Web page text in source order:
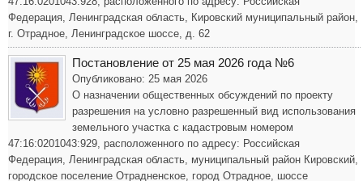
Федерация, Ленинградская область, Кировский муниципальный район,
г. Отрадное, Ленинградское шоссе, д. 62
Постановление от 25 мая 2026 года №6
Опубликовано: 25 мая 2026
О назначении общественных обсуждений по проекту
разрешения на условно разрешенный вид использования
земельного участка с кадастровым номером
47:16:0201043:929, расположенного по адресу: Российская
Федерация, Ленинградская область, муниципальный район Кировский,
городское поселение Отрадненское, город Отрадное, шоссе